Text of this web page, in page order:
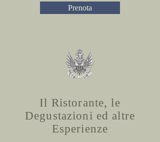
Prenota
Il Ristorante, le
Degustazioni ed altre
Esperienze